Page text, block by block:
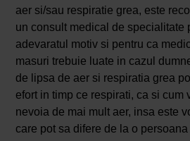
aer si/sau respiratie grea, este
un consult medical de specialitate
adevaratul motiv si pentru ca
masuri trebuie luate in cazul
de lipsa de aer si respiratia grea
efort in timp ce respirati, ca si cum
nevoia de mai mult aer, insa este
care pot sa difere de la o persoana